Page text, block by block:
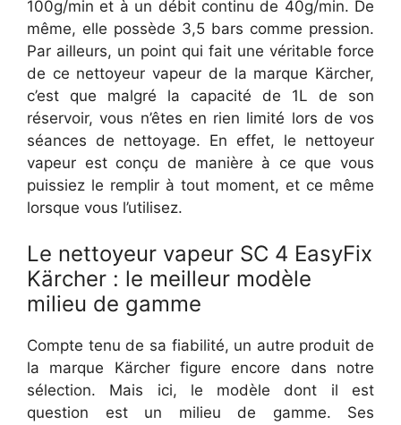
100g/min et à un débit continu de 40g/min. De
même, elle possède 3,5 bars comme pression.
Par ailleurs, un point qui fait une véritable force
de ce nettoyeur vapeur de la marque Kärcher,
c’est que malgré la capacité de 1L de son
réservoir, vous n’êtes en rien limité lors de vos
séances de nettoyage. En effet, le nettoyeur
vapeur est conçu de manière à ce que vous
puissiez le remplir à tout moment, et ce même
lorsque vous l’utilisez.
Le nettoyeur vapeur SC 4 EasyFix
Kärcher : le meilleur modèle
milieu de gamme
Compte tenu de sa fiabilité, un autre produit de
la marque Kärcher figure encore dans notre
sélection. Mais ici, le modèle dont il est
question est un milieu de gamme. Ses